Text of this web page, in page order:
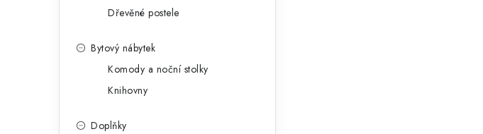
Dřevěné postele
Bytový nábytek
Komody a noční stolky
Knihovny
Doplňky